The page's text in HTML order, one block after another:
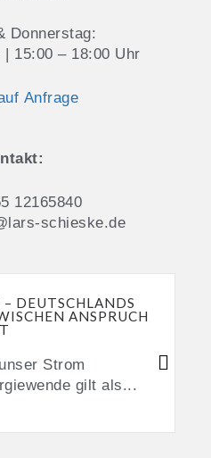
Donnerstag:
15:00 – 18:00 Uhr
Anfrage
12165840
schieske.de
DEUTSCHLANDS
ANSPRUCH
Strom
gilt als...